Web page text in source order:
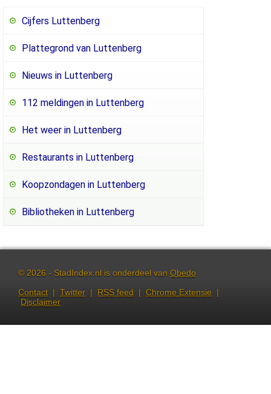
Cijfers Luttenberg
Plattegrond van Luttenberg
Nieuws in Luttenberg
112 meldingen in Luttenberg
Het weer in Luttenberg
Restaurants in Luttenberg
Koopzondagen in Luttenberg
Bibliotheken in Luttenberg
© 2026 - StadIndex.nl is onderdeel van Obedo
Contact | Twitter | RSS feed | Chrome Extensie |
Disclaimer